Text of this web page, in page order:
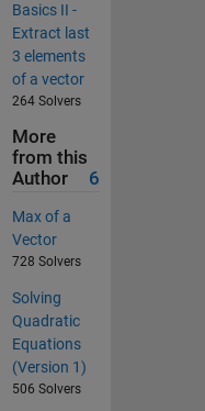
Basics II -
Extract last
3 elements
of a vector
264 Solvers
More
from this
Author
6
Max of a
Vector
728 Solvers
Solving
Quadratic
Equations
(Version 1)
506 Solvers